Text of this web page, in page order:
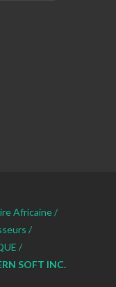
Africaine /
/
/
SOFT INC.